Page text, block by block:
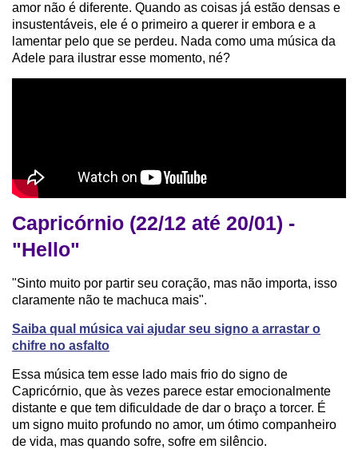
amor não é diferente. Quando as coisas já estão densas e
insustentáveis, ele é o primeiro a querer ir embora e a
lamentar pelo que se perdeu. Nada como uma música da
Adele para ilustrar esse momento, né?
Capricórnio (22/12 até 20/01) -
"Hello"
"Sinto muito por partir seu coração, mas não importa, isso
claramente não te machuca mais".
Saiba qual música vai ajudar seu signo a arrastar o
chifre no asfalto
Essa música tem esse lado mais frio do signo de
Capricórnio, que às vezes parece estar emocionalmente
distante e que tem dificuldade de dar o braço a torcer. É
um signo muito profundo no amor, um ótimo companheiro
de vida, mas quando sofre, sofre em silêncio.